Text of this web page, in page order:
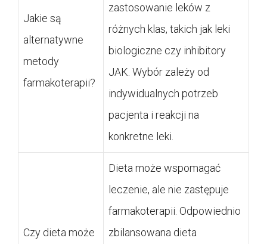
Jakie są
alternatywne
metody
farmakoterapii?
zastosowanie leków z
różnych klas, takich jak leki
biologiczne czy inhibitory
JAK. Wybór zależy od
indywidualnych potrzeb
pacjenta i reakcji na
konkretne leki.
Czy dieta może
Dieta może wspomagać
leczenie, ale nie zastępuje
farmakoterapii. Odpowiednio
zbilansowana dieta